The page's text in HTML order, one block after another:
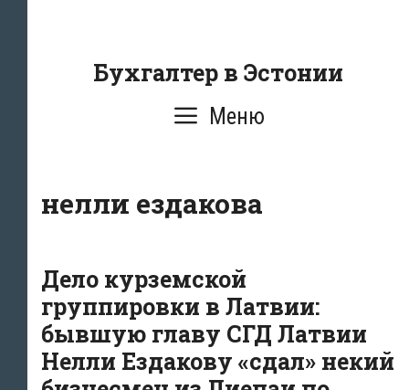
содержаниюБухгалтер в Эстонии
Меню
нелли ездакова
Дело курземской
группировки в Латвии:
бывшую главу СГД Латвии
Нелли Ездакову «сдал» некий